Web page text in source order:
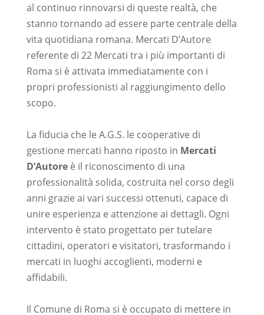
al continuo rinnovarsi di queste realtà, che
stanno tornando ad essere parte centrale della
vita quotidiana romana. Mercati D’Autore
referente di 22 Mercati tra i più importanti di
Roma si è attivata immediatamente con i
propri professionisti al raggiungimento dello
scopo.
La fiducia che le A.G.S. le cooperative di
gestione mercati hanno riposto in Mercati
D’Autoreè il riconoscimento di una
professionalità solida, costruita nel corso degli
anni grazie ai vari successi ottenuti, capace di
unire esperienza e attenzione ai dettagli. Ogni
intervento è stato progettato per tutelare
cittadini, operatori e visitatori, trasformando i
mercati in luoghi accoglienti, moderni e
affidabili.
Il Comune di Roma si è occupato di mettere in